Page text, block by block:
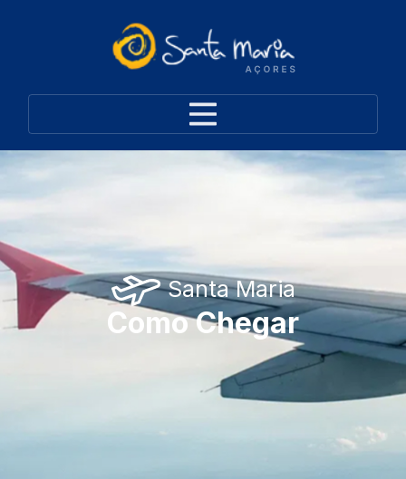
Santa Maria
Como Chegar